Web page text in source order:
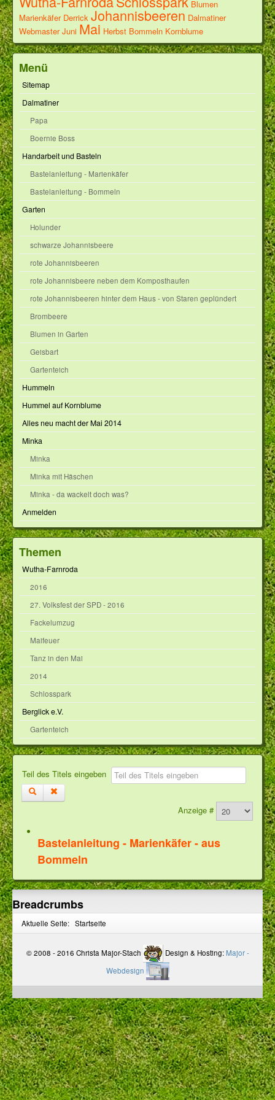
Blumen
Marienkäfer Derrick Johannisbeeren Dalmatiner
Webmaster Juni Mai Herbst Bommeln Kornblume
Menü
Sitemap
Dalmatiner
Papa
Boernie Boss
Handarbeit und Basteln
Bastelanleitung - Marienkäfer
Bastelanleitung - Bommeln
Garten
Holunder
schwarze Johannisbeere
rote Johannisbeeren
rote Johannisbeere neben dem Komposthaufen
rote Johannisbeeren hinter dem Haus - von Staren geplündert
Brombeere
Blumen in Garten
Geisbart
Gartenteich
Hummeln
Hummel auf Kornblume
Alles neu macht der Mai 2014
Minka
Minka
Minka mit Häschen
Minka - da wackelt doch was?
Anmelden
Themen
Wutha-Farnroda
2016
27. Volksfest der SPD - 2016
Fackelumzug
Maifeuer
Tanz in den Mai
2014
Schlosspark
Berglick e.V.
Gartenteich
Teil des Titels eingeben
Anzeige #
Bastelanleitung - Marienkäfer - aus
Bommeln
Breadcrumbs
Aktuelle Seite: Startseite
© 2008 - 2016 Christa Major-Stach Design & Hosting: Major -
Webdesign